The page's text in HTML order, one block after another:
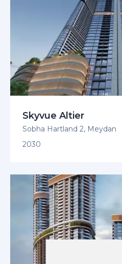
Skyvue Altier
Sobha Hartland 2, Meydan
2030